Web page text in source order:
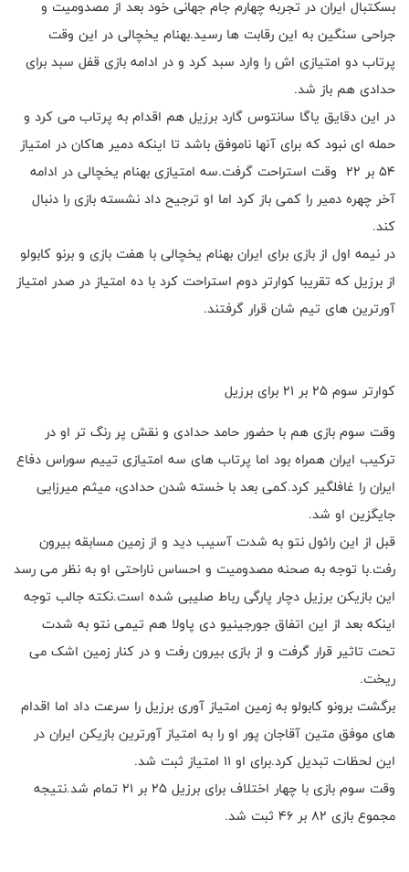
بسکتبال ایران در تجربه چهارم جام جهانی خود بعد از مصدومیت و
جراحی سنگین به این رقابت ها رسید.بهنام یخچالی در این وقت
پرتاب دو امتیازی اش را وارد سبد کرد و در ادامه بازی قفل سبد برای
حدادی هم باز شد.
در این دقایق یاگا سانتوس گارد برزیل هم اقدام به پرتاب می کرد و
حمله ای نبود که برای آنها ناموفق باشد تا اینکه دمیر هاکان در امتیاز
۵۴ بر ۲۲ وقت استراحت گرفت.سه امتیازی بهنام یخچالی در ادامه
آخر چهره دمیر را کمی باز کرد اما او ترجیح داد نشسته بازی را دنبال
کند.
در نیمه اول از بازی برای ایران بهنام یخچالی با هفت بازی و برنو کابولو
از برزیل که تقریبا کوارتر دوم استراحت کرد با ده امتیاز در صدر امتیاز
آورترین های تیم شان قرار گرفتند.
کوارتر سوم ۲۵ بر ۲۱ برای برزیل
وقت سوم بازی هم با حضور حامد حدادی و نقش پر رنگ تر او در
ترکیب ایران همراه بود اما پرتاب های سه امتیازی تییم سوراس دفاع
ایران را غافلگیر کرد.کمی بعد با خسته شدن حدادی، میثم میرزایی
جایگزین او شد.
قبل از این رائول نتو به شدت آسیب دید و از زمین مسابقه بیرون
رفت.با توجه به صحنه مصدومیت و احساس ناراحتی او به نظر می رسد
این بازیکن برزیل دچار پارگی رباط صلیبی شده است.نکته جالب توجه
اینکه بعد از این اتفاق جورجینیو دی پاولا هم تیمی نتو به شدت
تحت تاثیر قرار گرفت و از بازی بیرون رفت و در کنار زمین اشک می
ریخت.
برگشت برونو کابولو به زمین امتیاز آوری برزیل را سرعت داد اما اقدام
های موفق متین آقاجان پور او را به امتیاز آورترین بازیکن ایران در
این لحظات تبدیل کرد.برای او ۱۱ امتیاز ثبت شد.
وقت سوم بازی با چهار اختلاف برای برزیل ۲۵ بر ۲۱ تمام شد.نتیجه
مجموع بازی ۸۲ بر ۴۶ ثبت شد.